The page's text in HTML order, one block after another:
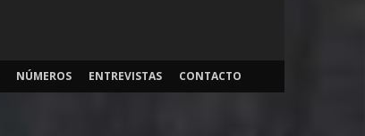
NÚMEROS ENTREVISTAS CONTACTO